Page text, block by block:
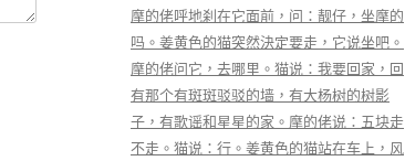
摩的佬呼地刹在它面前，问：靓仔，坐摩的
吗。姜黄色的猫突然決定要走，它说坐吧。
摩的佬问它，去哪里。猫说：我要回家，回
有那个有斑斑驳驳的墙，有大杨树的树影
子，有歌谣和星星的家。摩的佬说：五块走
不走。猫说：行。姜黄色的猫站在车上，风